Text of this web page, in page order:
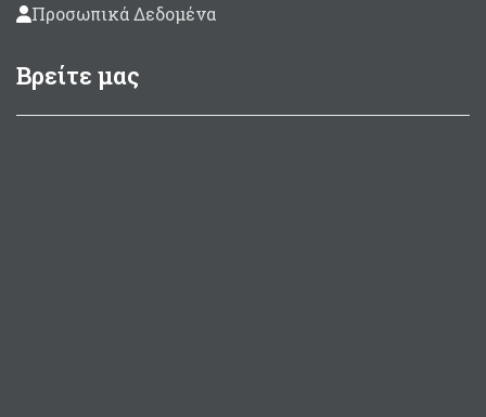
Προσωπικά Δεδομένα
Βρείτε μας